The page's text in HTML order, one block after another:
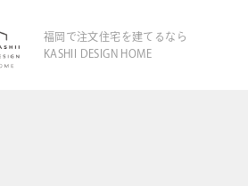
福岡で注文住宅を建てるなら
KASHII DESIGN HOME